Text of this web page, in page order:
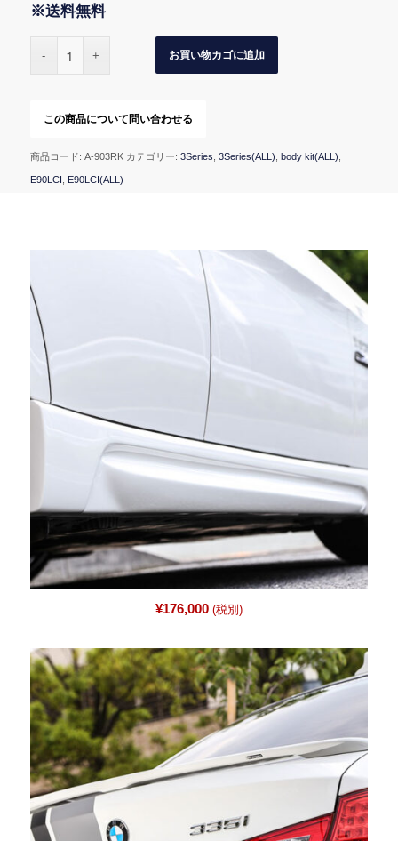
※送料無料
お買い物カゴに追加
商品コード: A-903RK カテゴリー: 3Series 3Series(ALL) body kit(ALL)
E90LCI E90LCI(ALL)
¥176,000(税別)